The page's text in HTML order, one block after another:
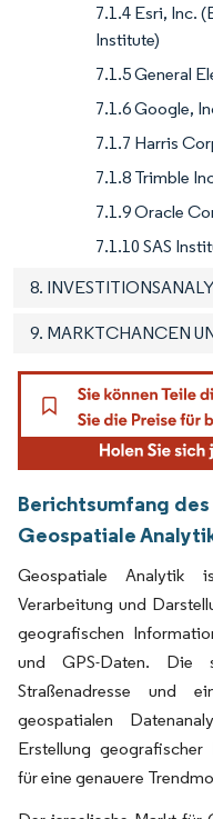
7.1.4 Esri, Inc.
Institute)
7.1.5 General
7.1.6 Google,
7.1.7 Harris
7.1.8 Trimble
7.1.9 Oracle
7.1.10 SAS
8.
9. MARKTCHANCEN
Berichtsumfang
Geospatiale
Geospatiale Analytik
Verarbeitung und
geografischen
und GPS-Daten. Die
Straßenadresse und
geospatialen
Erstellung geografischer
für eine genauere